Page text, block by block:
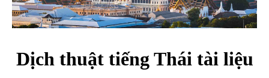
Dịch thuật tiếng Thái tài liệu